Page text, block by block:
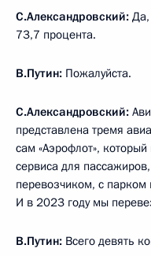
С.Александровский: Да,
73,7 процента.
В.Путин: Пожалуйста.
С.Александровский:
представлена тремя
сам «Аэрофлот»,
сервиса для
перевозчиком, с
И в 2023 году мы
В.Путин: Всего девять